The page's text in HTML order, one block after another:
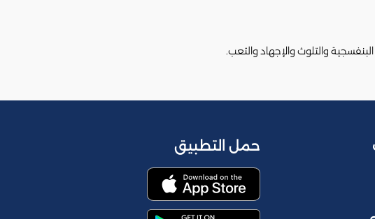
والتلوث والإجهاد والتعب.
حمل التطبيق